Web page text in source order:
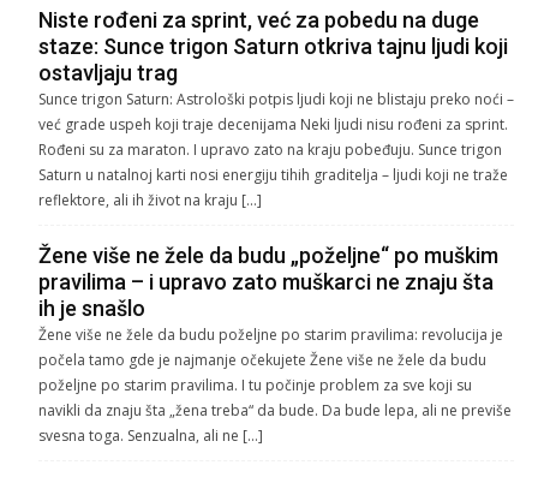
Niste rođeni za sprint, već za pobedu na duge
staze: Sunce trigon Saturn otkriva tajnu ljudi koji
ostavljaju trag
Sunce trigon Saturn: Astrološki potpis ljudi koji ne blistaju preko noći –
već grade uspeh koji traje decenijama Neki ljudi nisu rođeni za sprint.
Rođeni su za maraton. I upravo zato na kraju pobeđuju. Sunce trigon
Saturn u natalnoj karti nosi energiju tihih graditelja – ljudi koji ne traže
reflektore, ali ih život na kraju […]
Žene više ne žele da budu „poželjne“ po muškim
pravilima – i upravo zato muškarci ne znaju šta
ih je snašlo
Žene više ne žele da budu poželjne po starim pravilima: revolucija je
počela tamo gde je najmanje očekujete Žene više ne žele da budu
poželjne po starim pravilima. I tu počinje problem za sve koji su
navikli da znaju šta „žena treba“ da bude. Da bude lepa, ali ne previše
svesna toga. Senzualna, ali ne […]